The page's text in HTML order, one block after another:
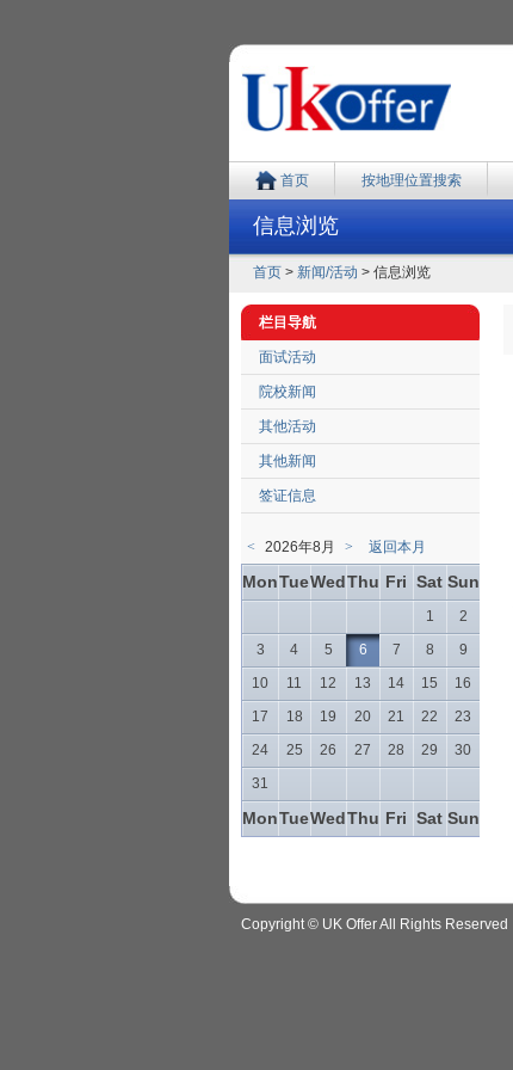
首页 按地理位置搜索
信息浏览
首页 > 新闻/活动 > 信息浏览
栏目导航
面试活动
院校新闻
其他活动
其他新闻
签证信息
< 2026年8月 > 返回本月
MonTueWedThu Fri Sat Sun
1
2
3
4 5 6 7 8
9
10
11 12 13 14 15
16
17
18 19 20 21 22
23
24
25 26 27 28 29
30
31
MonTueWedThu Fri Sat Sun
Copyright © UK Offer All Rights Reserved